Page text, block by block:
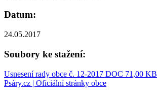
Datum:
24.05.2017
Soubory ke stažení:
Usnesení rady obce č. 12-2017 DOC 71,00 KB
Psáry.cz | Oficiální stránky obce